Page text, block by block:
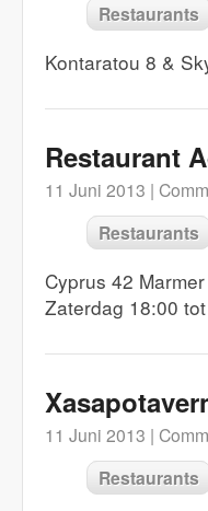
Restaurants
Kontaratou 8 &
Restaurant
11 Juni 2013 |
Restaurants
Cyprus 42
Zaterdag 18:00
11 Juni 2013 |
Restaurants